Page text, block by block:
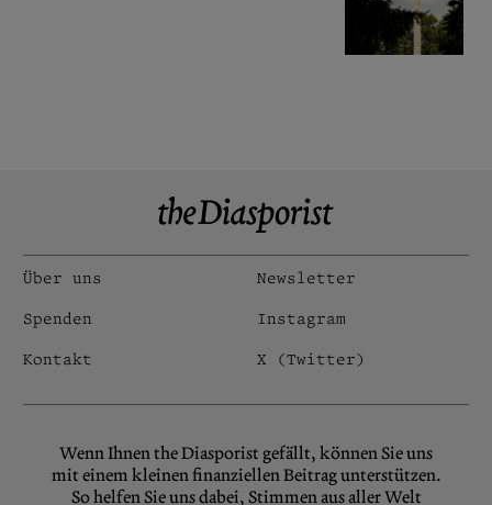
Wenn Ihnen the Diasporist gefällt, können Sie uns
mit einem kleinen finanziellen Beitrag unterstützen.
So helfen Sie uns dabei, Stimmen aus aller Welt
Über uns
Spenden
Kontakt
Newsletter
Instagram
X (Twitter)